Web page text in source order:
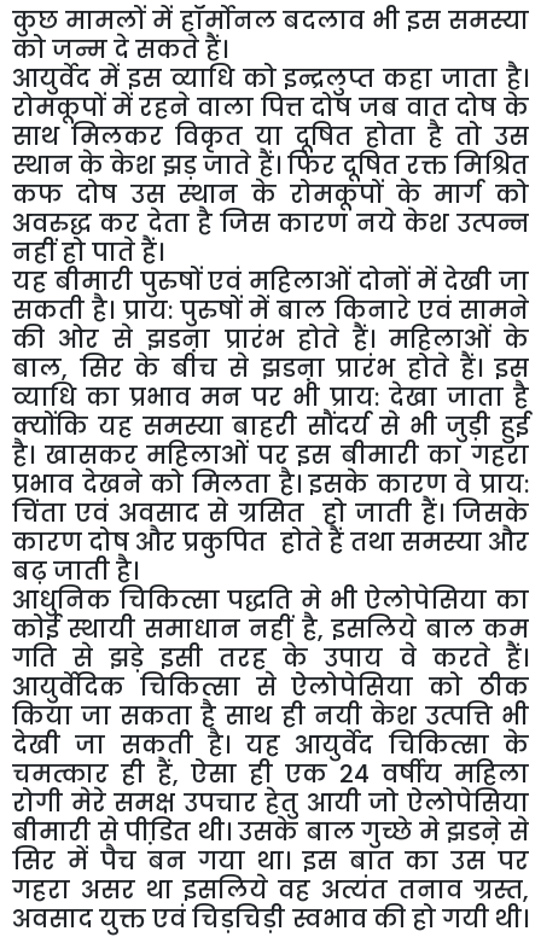
कुछ मामलों में हॉर्मोनल बदलाव भी इस समस्या
को जन्म दे सकते हैं।
आयुर्वेद में इस व्याधि को इन्द्रलुप्त कहा जाता है।
रोमकूपों में रहने वाला पित्त दोष जब वात दोष के
साथ मिलकर विकृत या दूषित होता है तो उस
स्थान के केश झड़ जाते हैं। फिर दूषित रक्त मिश्रित
कफ दोष उस स्थान के रोमकूपों के मार्ग को
अवरुद्ध कर देता है जिस कारण नये केश उत्पन्न
नहीं हो पाते हैं।
यह बीमारी पुरुषों एवं महिलाओं दोनों में देखी जा
सकती है। प्राय: पुरुषों में बाल किनारे एवं सामने
की ओर से झडऩा प्रारंभ होते हैं। महिलाओं के
बाल, सिर के बीच से झडऩा प्रारंभ होते हैं। इस
व्याधि का प्रभाव मन पर भी प्राय: देखा जाता है
क्योंकि यह समस्या बाहरी सौंदर्य से भी जुड़ी हुई
है। खासकर महिलाओं पर इस बीमारी का गहरा
प्रभाव देखने को मिलता है। इसके कारण वे प्राय:
चिंता एवं अवसाद से ग्रसित हो जाती हैं। जिसके
कारण दोष और प्रकुपित होते हैं तथा समस्या और
बढ़ जाती है।
आधुनिक चिकित्सा पद्धति मे भी ऐलोपेसिया का
कोई स्थायी समाधान नहीं है, इसलिये बाल कम
गति से झड़े इसी तरह के उपाय वे करते हैं।
आयुर्वेदिक चिकित्सा से ऐलोपेसिया को ठीक
किया जा सकता है साथ ही नयी केश उत्पत्ति भी
देखी जा सकती है। यह आयुर्वेद चिकित्सा के
चमत्कार ही हैं, ऐसा ही एक 24 वर्षीय महिला
रोगी मेरे समक्ष उपचार हेतु आयी जो ऐलोपेसिया
बीमारी से पीडि़त थी। उसके बाल गुच्छे मे झडऩे से
सिर में पैच बन गया था। इस बात का उस पर
गहरा असर था इसलिये वह अत्यंत तनाव ग्रस्त,
अवसाद युक्त एवं चिड़चिड़ी स्वभाव की हो गयी थी।